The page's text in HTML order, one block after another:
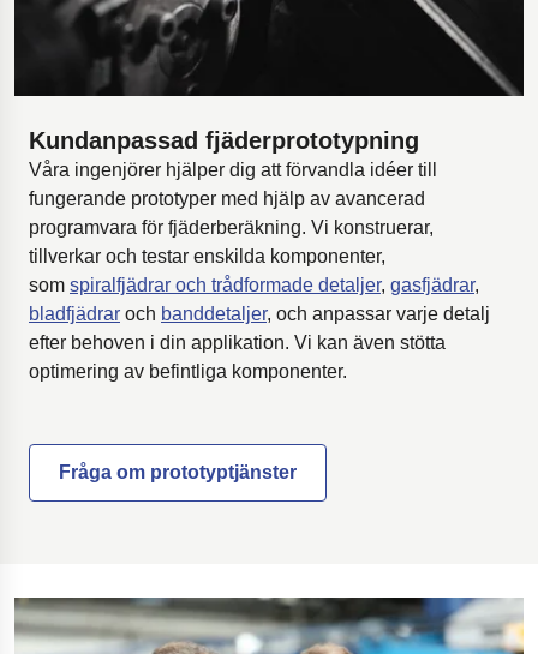
Kundanpassad fjäderprototypning
Våra ingenjörer hjälper dig att förvandla idéer till
fungerande prototyper med hjälp av avancerad
programvara för fjäderberäkning. Vi konstruerar,
tillverkar och testar enskilda komponenter,
som spiralfjädrar och trådformade detaljer, gasfjädrar,
bladfjädrar och banddetaljer, och anpassar varje detalj
efter behoven i din applikation. Vi kan även stötta
optimering av befintliga komponenter.
Fråga om prototyptjänster